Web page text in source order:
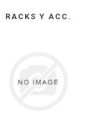
RACKS Y ACC.